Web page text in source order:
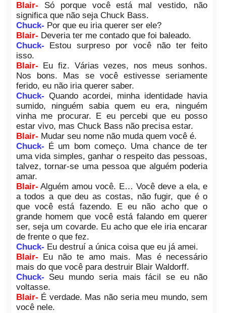
Blair-
Só porque você está mal vestido, não
significa que não seja Chuck Bass.
Chuck- Por que eu iria querer ser ele?
Blair- Deveria ter me contado que foi baleado.
Chuck-
Estou surpreso por você não ter feito
isso.
Blair-
Eu fiz. Várias vezes, nos meus sonhos.
Nos bons. Mas se você estivesse seriamente
ferido, eu não iria querer saber.
Chuck- Quando acordei, minha identidade havia
sumido, ninguém sabia quem eu era, ninguém
vinha me procurar. E eu percebi que eu posso
estar vivo, mas Chuck Bass não precisa estar.
Blair- Mudar seu nome não muda quem você é.
Chuck-
É um bom começo. Uma chance de ter
uma vida simples, ganhar o respeito das pessoas,
talvez, tornar-se uma pessoa que alguém poderia
amar.
Blair- Alguém amou você. E… Você deve a ela, e
a todos a que deu as costas, não fugir, que é o
que você está fazendo. E eu não acho que o
grande homem que você está falando em querer
ser, seja um covarde. Eu acho que ele iria encarar
de frente o que fez.
Chuck- Eu destruí a única coisa que eu já amei.
Blair-
Eu não te amo mais. Mas é necessário
mais do que você para destruir Blair Waldorff.
Chuck- Seu mundo seria mais fácil se eu não
voltasse.
Blair- É verdade. Mas não seria meu mundo, sem
você nele.